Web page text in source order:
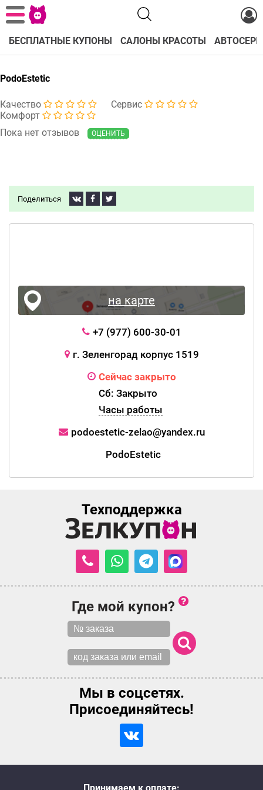
БЕСПЛАТНЫЕ КУПОНЫ САЛОНЫ КРАСОТЫ
PodoEstetic
Качество
Сервис
Комфорт
Пока нет отзывов
ОЦЕНИТЬ
Поделиться
на карте
+7 (977) 600-30-01
г. Зеленгорад корпус 1519
Сейчас закрыто
Сб: Закрыто
Часы работы
podoestetic-zelao@yandex.ru
PodoEstetic
Техподдержка
Где мой купон?
Мы в соцсетях.
Присоединяйтесь!